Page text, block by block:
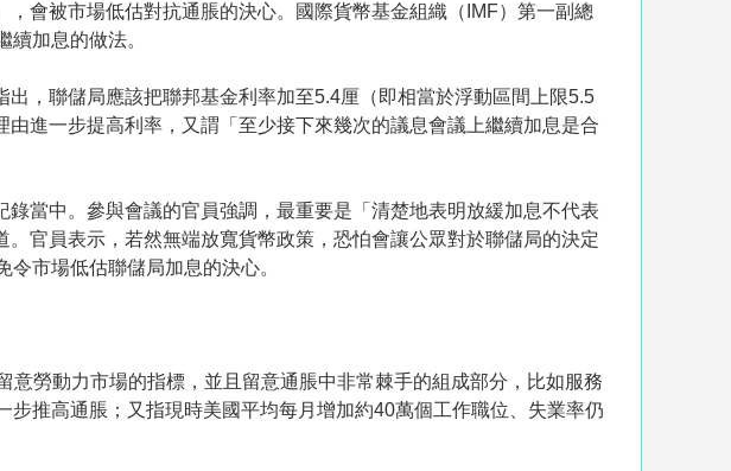
會被市場低估對抗通脹的決心。國際貨幣基金組織（IMF）第一副總
加息的做法。
，聯儲局應該把聯邦基金利率加至5.4厘（即相當於浮動區間上限5.5
進一步提高利率，又謂「至少接下來幾次的議息會議上繼續加息是合
當中。參與會議的官員強調，最重要是「清楚地表明放緩加息不代表
官員表示，若然無端放寬貨幣政策，恐怕會讓公眾對於聯儲局的決定
市場低估聯儲局加息的決心。
勞動力市場的指標，並且留意通脹中非常棘手的組成部分，比如服務
推高通脹；又指現時美國平均每月增加約40萬個工作職位、失業率仍